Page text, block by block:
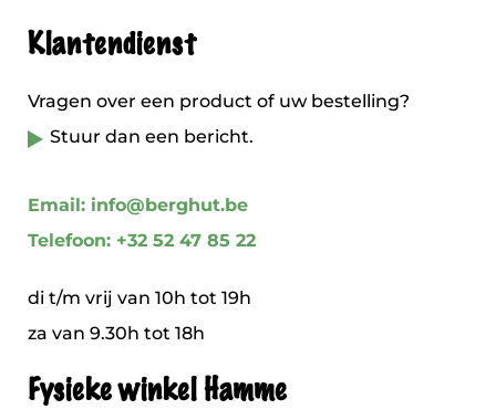
Klantendienst
Vragen over een product of uw bestelling?
Stuur dan een bericht.
Email: info@berghut.be
Telefoon: +32 52 47 85 22
di t/m vrij van 10h tot 19h
za van 9.30h tot 18h
Fysieke winkel Hamme